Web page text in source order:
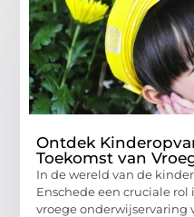
Ontdek
Toekomst van
In de wereld van de
Enschede een cruciale
vroege onderwijservaring